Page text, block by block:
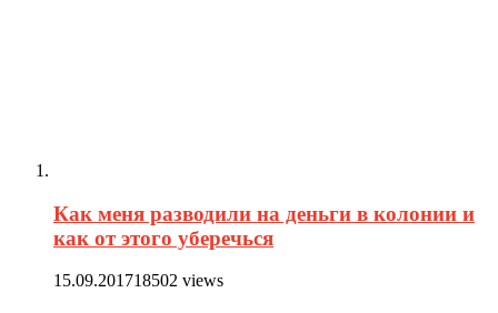
Как меня разводили на деньги в колонии и
как от этого уберечься
15.09.201718502 views